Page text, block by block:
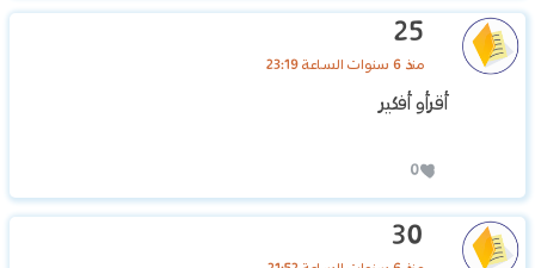
25
منذ 6 سنوات الساعة 23:19
أقرأو أفكير
0
30